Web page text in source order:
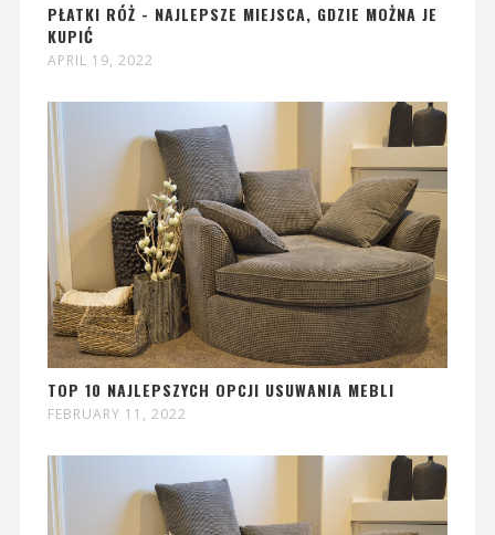
PŁATKI RÓŻ - NAJLEPSZE MIEJSCA, GDZIE MOŻNA JE
KUPIĆ
APRIL 19, 2022
TOP 10 NAJLEPSZYCH OPCJI USUWANIA MEBLI
FEBRUARY 11, 2022